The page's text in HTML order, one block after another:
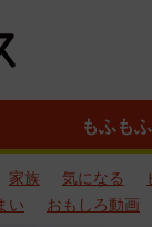
もふもふ
家族 気になる
い おもしろ動画